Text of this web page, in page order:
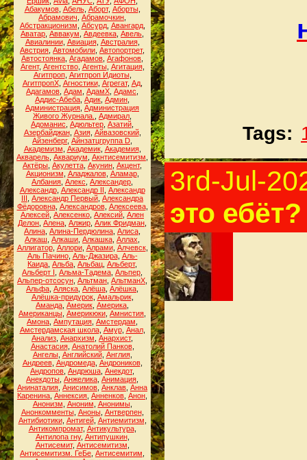
Абакумов, Абель, Аборт, Аборты,
Абрамович Абрамочкин
Абстракционизм Абсурд, Авангард,
Аватар Аввакум Авдеевка Авель
Авиалинии, Авиация, Австралия,
Австрия Автомобили Автопортрет,
Автостоянка Агадамов Агафонов
Агент, Агентство, Агенты, Агитация,
Агитпроп, Агитпроп Идиоты,
АгитпропХ, Агностики, Агрегат, Ад,
Адагамов Адам АдамХ Адамс
Аддис-Абеба Адик Админ
Администрация Администрация
Живого Журнала.
Адмирал
Адоманис Адюльтер Азатий
Азербайджан, Азия, Айвазовский,
Айзенберг, Айнзатцгруппа D
Академизм Академик, Академия,
Акварель Аквариум Акнтисемитизм
Актёры Акулетта Акунин Акцент,
Акционизм Аладжалов, Аламар,
Албания Алекс Александер
Александр, Александр II Александр
III Александр Первый Александра
Фёдоровна, Александров, Алексеева,
Алексей Алексенко Алексий Ален
Делон Алена Алжир Алик Фридман
Алина Алина-Пердюлина Алиса
Алкаш Алкаши Алкашка Аллах
Аллигатор, Аллори, Алрами, Алчевск,
Аль Пачино, Аль-Джазира, Аль-
Каида Альба Альбац Альберт,
Альберт I Альма-Тадема Альпер
Альпер-отсосун Альтман АльтманХ
Альфа Аляска Алёша Алёшка
Алёшка-придурок, Амальрик,
Аманда Америк Америка
Американцы Америкюки Амнистия
Амона Ампутация Амстердам
Амстердамская школа, Амур, Анал,
Анализ Анархизм Анархист,
Анастасия, Анатолий Панков,
Ангелы, Английский, Англия,
Андреев, Андромеда, Андроников,
Андропов Андрюша Анекдот,
Анекдоты Анжелика Анимация
Анинаталия Анисимов Анклав Анна
Каренина Аннексия Анненков Анон
Анонизм Аноним Анонимы,
Анонкомменты, Аноны, Антверпен,
Антибиотики, Антигей, Антиемитизм
Антикомпромат, Антикультура,
Антилопа гну, Антипушкин,
Антисемит, Антисемитизм
Антисемитизм. ГеБе Антисемитим
Tags:
3rd-Jul-
это